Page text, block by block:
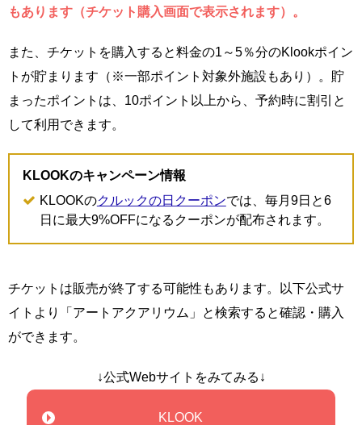
もあります（チケット購入画面で表示されます）。
また、チケットを購入すると料金の1～5％分のKlookポイン
トが貯まります（※一部ポイント対象外施設もあり）。貯
まったポイントは、10ポイント以上から、予約時に割引と
して利用できます。
KLOOKのキャンペーン情報
KLOOKのクルックの日クーポンでは、毎月9日と6
日に最大9%OFFになるクーポンが配布されます。
チケットは販売が終了する可能性もあります。以下公式サ
イトより「アートアクアリウム」と検索すると確認・購入
ができます。
↓公式Webサイトをみてみる↓
KLOOK